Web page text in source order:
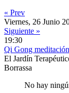
« Prev
Viernes, 26 Junio
Siguiente »
19:30
Qi Gong meditación
El Jardín
Borrassa
No hay